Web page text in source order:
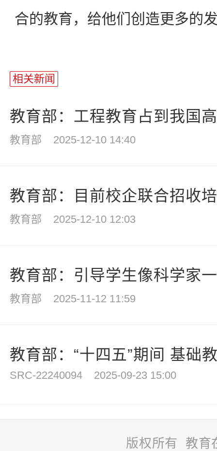
合的教育，给他们创造更多的
相关新闻
教育部：工程教育占到我国
教育部 2025-12-10 14:40
教育部：目前校企联合招收
教育部 2025-12-10 12:03
教育部：引导学生像科学家
教育部 2025-11-12 11:59
教育部：“十四五”期间 基础
SRC-22240094 2025-09-23 15:00
版权所有 教育